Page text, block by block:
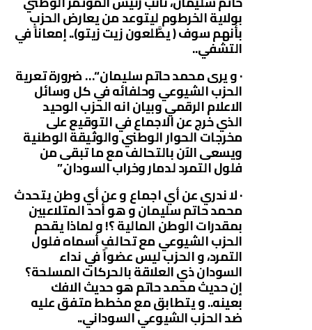
بولاية الخرطوم ليتوعد من يعارض الحزب
بأنهم سوف ( يطَّلعون زيت زيتو).. إمعاناً في
التشفي..
· و يرى محمد حاتم سليمان “… ضرورة تعرية
الحزب الشيوعي وحلفائه في كل وسائل
الاعلام الرقمي وبيان انه الحزب الوحيد
الذي خرج عن الاجماع في التوقيع على
مخرجات الحوار الوطني والوثيقة الوطنية
ويسعى الآن بالتحالف مع ما تبقى من
فلول التمرد لدمار وخراب السودان.”
· لا ندري عن أي اجماع و عن أي وطن يتحدث
محمد حاتم سليمان و هو أحد المتلاعبين
بمقدرات الوطن المالية ؟! و لماذا يقحم
الحزب الشيوعي مع تحالفٍ أسماه فلول
التمرد، و الحزب ليس عضواً في نداء
السودان ذي العلاقة بالحركات المسلحة؟
إن حديث محمد حاتم هو حديث الافك
بعينه.. و يتطابق مع مخطط متفق عليه
ضد الحزب الشيوعي السوداني..